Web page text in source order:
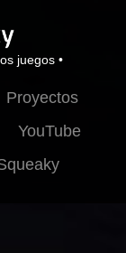
juegos •
Proyectos
YouTube